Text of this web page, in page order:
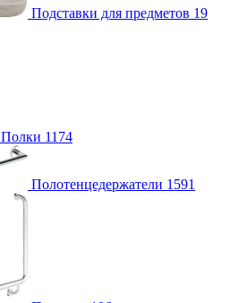
Подставки для предметов 19
Полки 1174
Полотенцедержатели 1591